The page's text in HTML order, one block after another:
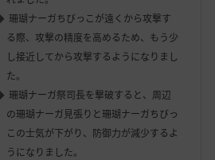
珊瑚ナーガちびっこが遠くから攻撃す
る際、攻撃の精度を高めるため、もう少
し接近してから攻撃するようになりまし
た。
珊瑚ナーガ祭司長を撃破すると、周辺
の珊瑚ナーガ見張りと珊瑚ナーガちびっ
この士気が下がり、防御力が減少するよ
うになりました。